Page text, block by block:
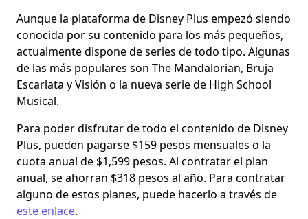
Aunque la plataforma de Disney Plus empezó siendo
conocida por su contenido para los más pequeños,
actualmente dispone de series de todo tipo. Algunas
de las más populares son The Mandalorian, Bruja
Escarlata y Visión o la nueva serie de High School
Musical.
Para poder disfrutar de todo el contenido de Disney
Plus, pueden pagarse $159 pesos mensuales o la
cuota anual de $1,599 pesos. Al contratar el plan
anual, se ahorran $318 pesos al año. Para contratar
alguno de estos planes, puede hacerlo a través de
este enlace.